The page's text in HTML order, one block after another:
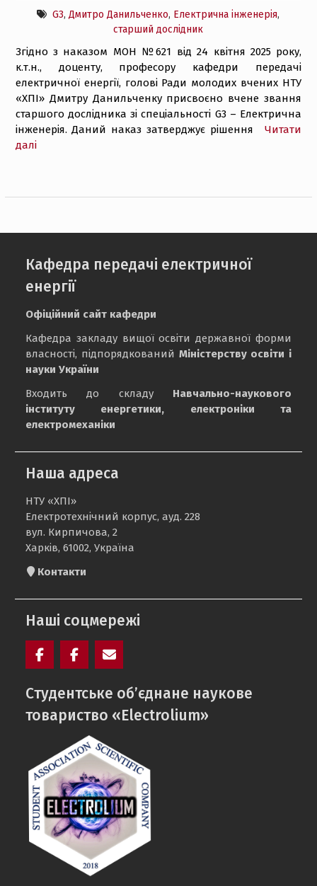
G3,Дмитро Данильченко, Електрична інженерія,
старший дослідник
Згідно з наказом МОН №621 від 24 квітня 2025 року,
к.т.н., доценту, професору кафедри передачі
електричної енергії, голові Ради молодих вчених НТУ
«ХПІ» Дмитру Данильченку присвоєно вчене звання
старшого дослідника зі спеціальності G3 – Електрична
інженерія. Даний наказ затверджує рішення
Читати
далі
Кафедра передачі електричної
енергії
Офіційний сайт кафедри
Кафедра закладу вищої освіти державної форми
власності, підпорядкований Міністерству освіти і
науки України
Входить до складу Навчально-наукового
інституту енергетики, електроніки та
електромеханіки
Наша адреса
НТУ «ХПІ»
Електротехнічний корпус, ауд. 228
вул. Кирпичова, 2
Харків, 61002, Україна
Контакти
Наші соцмережі
кафедри
mail
Cтудентське об’єднане наукове
товариство «Electrolium»